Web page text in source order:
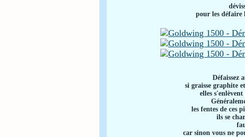
pour les défaire
Défaissez
si graisse graphite
elles
les fentes de ces
ils se
car sinon vous ne